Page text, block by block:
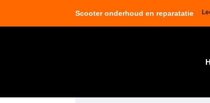
Scooter onderhoud en reparatatie